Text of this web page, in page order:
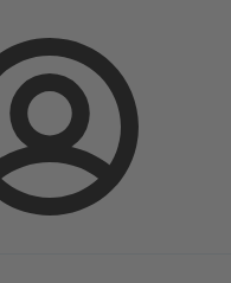
Login